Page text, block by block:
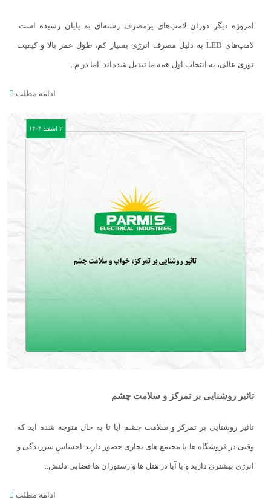
امروزه دیگر دوران لامپ‌های پرمصرف رشته‌ای به پایان رسیده است.
لامپ‌های LED به دلیل مصرف انرژی بسیار کم، طول عمر بالا و کیفیت
نوری عالی، به انتخاب اول همه ما تبدیل شده‌اند. اما در م...
ادامه مطلب
۲ اسفند ۱۴۰۴
تاثیر روشنایی بر تمرکز و سلامت چشم
تاثیر روشنایی بر تمرکز و سلامت چشم آیا تا به حال متوجه شده اید که
وقتی در فروشگاه ها یا مجتمع های تجاری حضور دارید احساس سرزندگی و
انرژی بیشتری دارید و یا آیا در هتل ها و رستوران ها فضایی دلنش...
ادامه مطلب